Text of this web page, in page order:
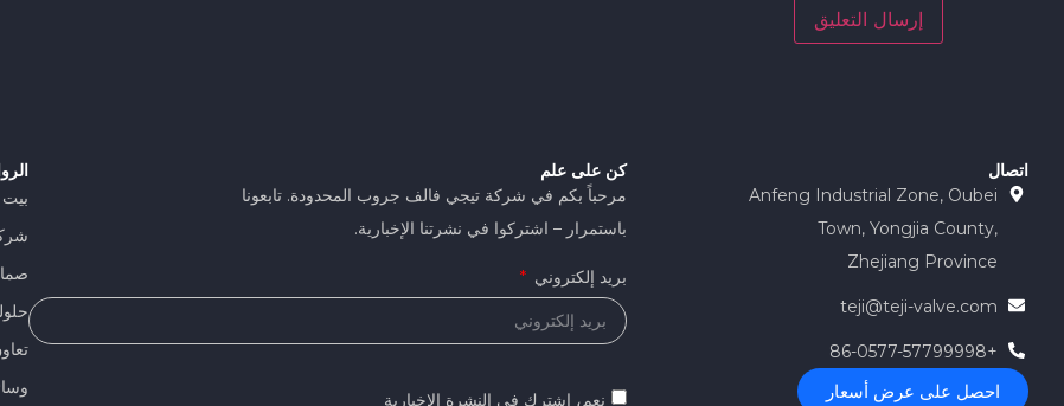
اتصال
Anfeng Industrial Zone, Oubei
Town, Yongjia County,
Zhejiang Province
teji@teji-valve.com
+86-0577-57799998
احصل على عرض أسعار
كن على علم
مرحباً بكم في شركة تيجي فالف جروب المحدودة. تابعونا
باستمرار – اشتركوا في نشرتنا الإخبارية.
بريد إلكتروني
نعم، اشترك في النشرة الإخبارية
بيت